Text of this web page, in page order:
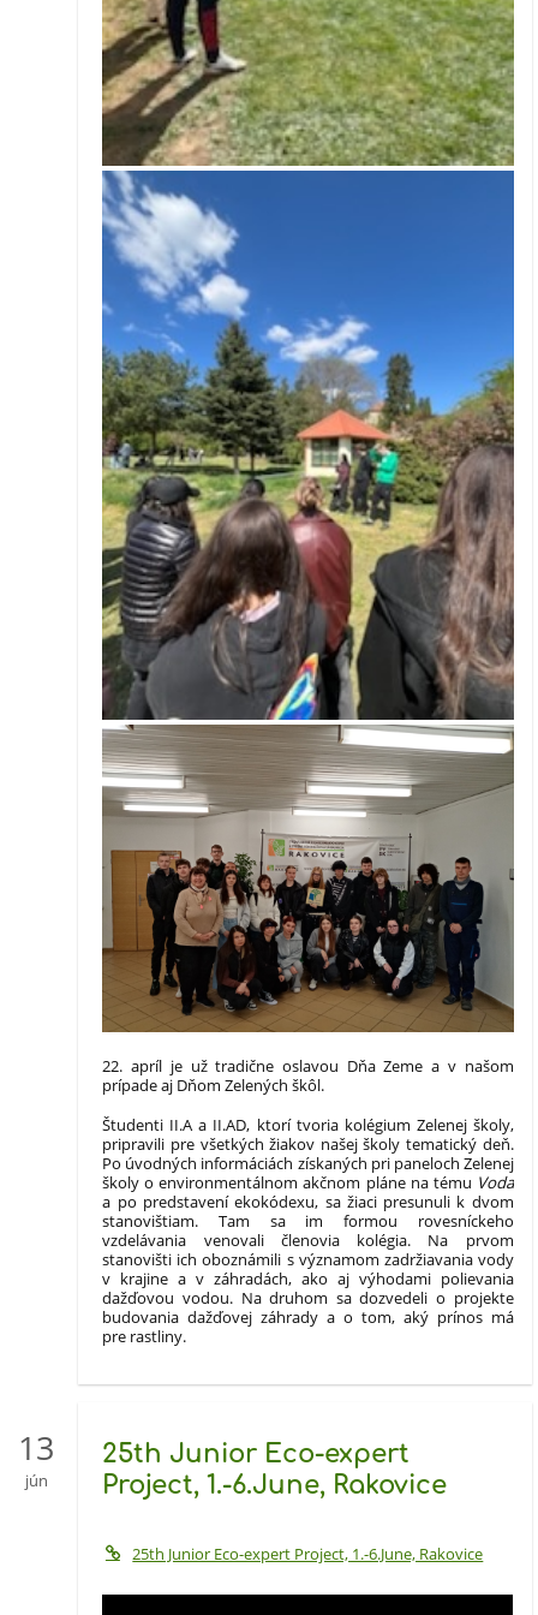
22. apríl je už tradične oslavou Dňa Zeme a v našom
prípade aj Dňom Zelených škôl.
Študenti II.A a II.AD, ktorí tvoria kolégium Zelenej školy,
pripravili pre všetkých žiakov našej školy tematický deň.
Po úvodných informáciách získaných pri paneloch Zelenej
školy o environmentálnom akčnom pláne na tému Voda
a po predstavení ekokódexu, sa žiaci presunuli k dvom
stanovištiam. Tam sa im formou rovesníckeho
vzdelávania venovali členovia kolégia. Na prvom
stanovišti ich oboznámili s významom zadržiavania vody
v krajine a v záhradách, ako aj výhodami polievania
dažďovou vodou. Na druhom sa dozvedeli o projekte
budovania dažďovej záhrady a o tom, aký prínos má
pre rastliny.
25th Junior Eco-expert
Project, 1.-6.June, Rakovice
25th Junior Eco-expert Project, 1.-6.June, Rakovice
13
jún